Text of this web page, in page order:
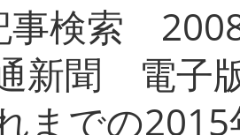
事検索
新聞 電子
までの